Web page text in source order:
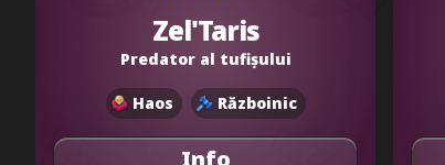
Zel'Taris
Predator al tufișului
Haos Războinic